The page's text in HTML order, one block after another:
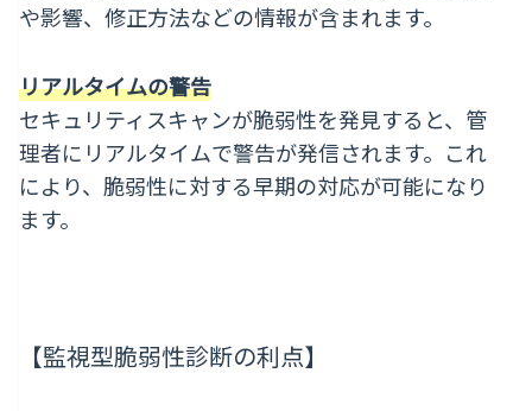
や影響、修正方法などの情報が含まれます。
リアルタイムの警告
セキュリティスキャンが脆弱性を発見すると、管
理者にリアルタイムで警告が発信されます。これ
により、脆弱性に対する早期の対応が可能になり
ます。
【監視型脆弱性診断の利点】